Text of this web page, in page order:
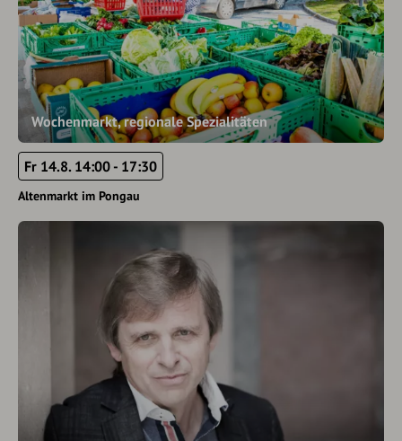
Wochenmarkt, regionale Spezialitäten
Fr 14.8. 14:00 - 17:30
Altenmarkt im Pongau